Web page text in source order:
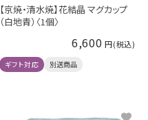
【京焼・清水焼】花結晶 マグカップ
（白地青）〈1個〉
6,600
ギフト対応 別送商品